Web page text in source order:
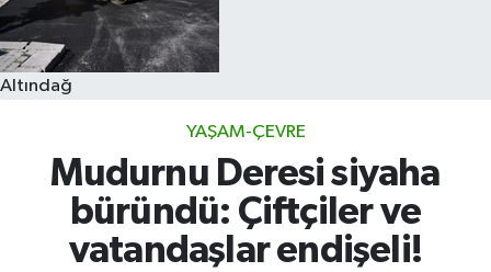
Altındağ
YAŞAM-ÇEVRE
Mudurnu Deresi siyaha
büründü: Çiftçiler ve
vatandaşlar endişeli!